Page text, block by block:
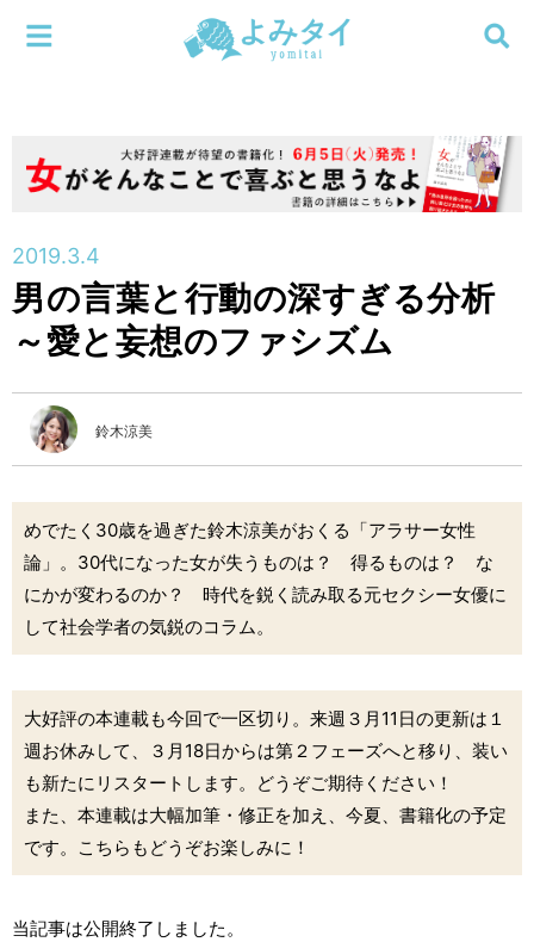
新着
新刊
検索する
メニューを閉じる
2019.3.4
男の言葉と行動の深すぎる分析
～愛と妄想のファシズム
鈴木涼美
めでたく30歳を過ぎた鈴木涼美がおくる「アラサー女性
論」。30代になった女が失うものは？ 得るものは？ な
にかが変わるのか？ 時代を鋭く読み取る元セクシー女優に
して社会学者の気鋭のコラム。
大好評の本連載も今回で一区切り。来週３月11日の更新は１
週お休みして、３月18日からは第２フェーズへと移り、装い
も新たにリスタートします。どうぞご期待ください！
また、本連載は大幅加筆・修正を加え、今夏、書籍化の予定
です。こちらもどうぞお楽しみに！
当記事は公開終了しました。